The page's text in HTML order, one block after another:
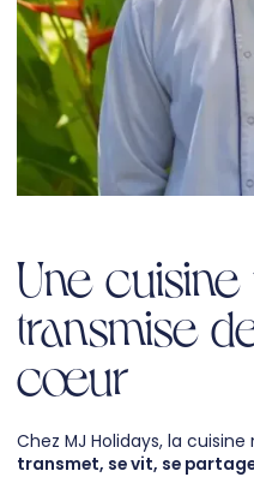
Une
transmise
cœur
Chez MJ Holidays, la
transmet, se vit, se